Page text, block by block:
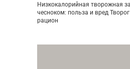
Низкокалорийная творожная
чесноком: польза и вред
рацион